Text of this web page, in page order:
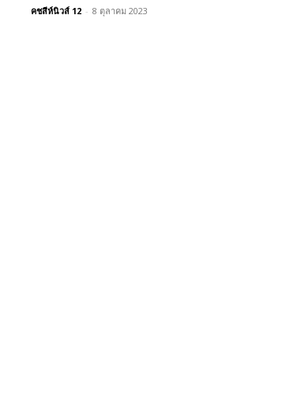
คชสีห์นิวส์ 12 - 8 ตุลาคม 2023